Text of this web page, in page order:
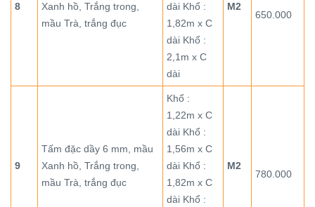
8
Xanh hồ, Trắng trong,
mầu Trà, trắng đục
dài Khổ :
1,82m x C
dài Khổ :
2,1m x C
dài
M2
650.000
9
Tấm đặc dầy 6 mm, mầu
Xanh hồ, Trắng trong,
mầu Trà, trắng đục
Khổ :
1,22m x C
dài Khổ :
1,56m x C
dài Khổ :
1,82m x C
dài Khổ :
M2
780.000